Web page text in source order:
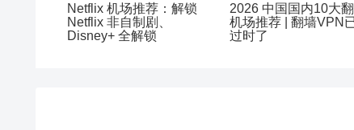
Netflix 机场推荐：解锁
Netflix 非自制剧、
Disney+ 全解锁
2026 中国国内10大
机场推荐 | 翻墙VPN
过时了